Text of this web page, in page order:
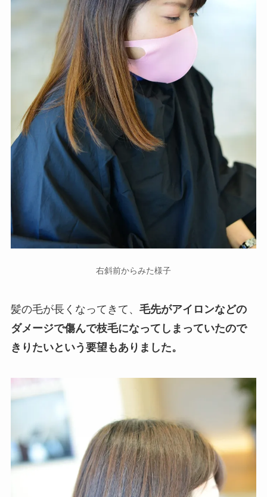
右斜前からみた様子
髪の毛が長くなってきて、 毛先がアイロンなどの
ダメージで傷んで枝毛になってしまっていたので
きりたいという要望もありました。